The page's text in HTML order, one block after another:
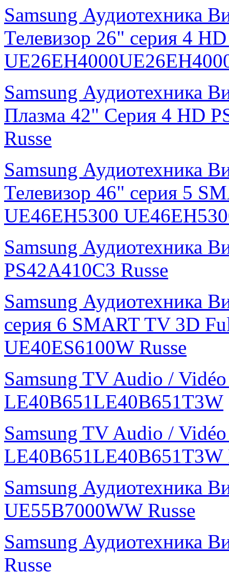
Samsung Аудиотехника
Телевизор 26" серия 4
Samsung Аудиотехника
Плазма 42" Серия 4 HD
Russe
Samsung Аудиотехника
Телевизор 46" серия 5
UE46EH5300
Samsung Аудиотехника
PS42A410C3 Russe
Samsung Аудиотехника
серия 6 SMART TV 3D
UE40ES6100W Russe
Samsung TV Audio /
LE40B651LE40B651T3W
Samsung TV Audio /
LE40B651LE40B651T3W
Samsung Аудиотехника
UE55B7000WW Russe
Samsung Аудиотехника
Russe